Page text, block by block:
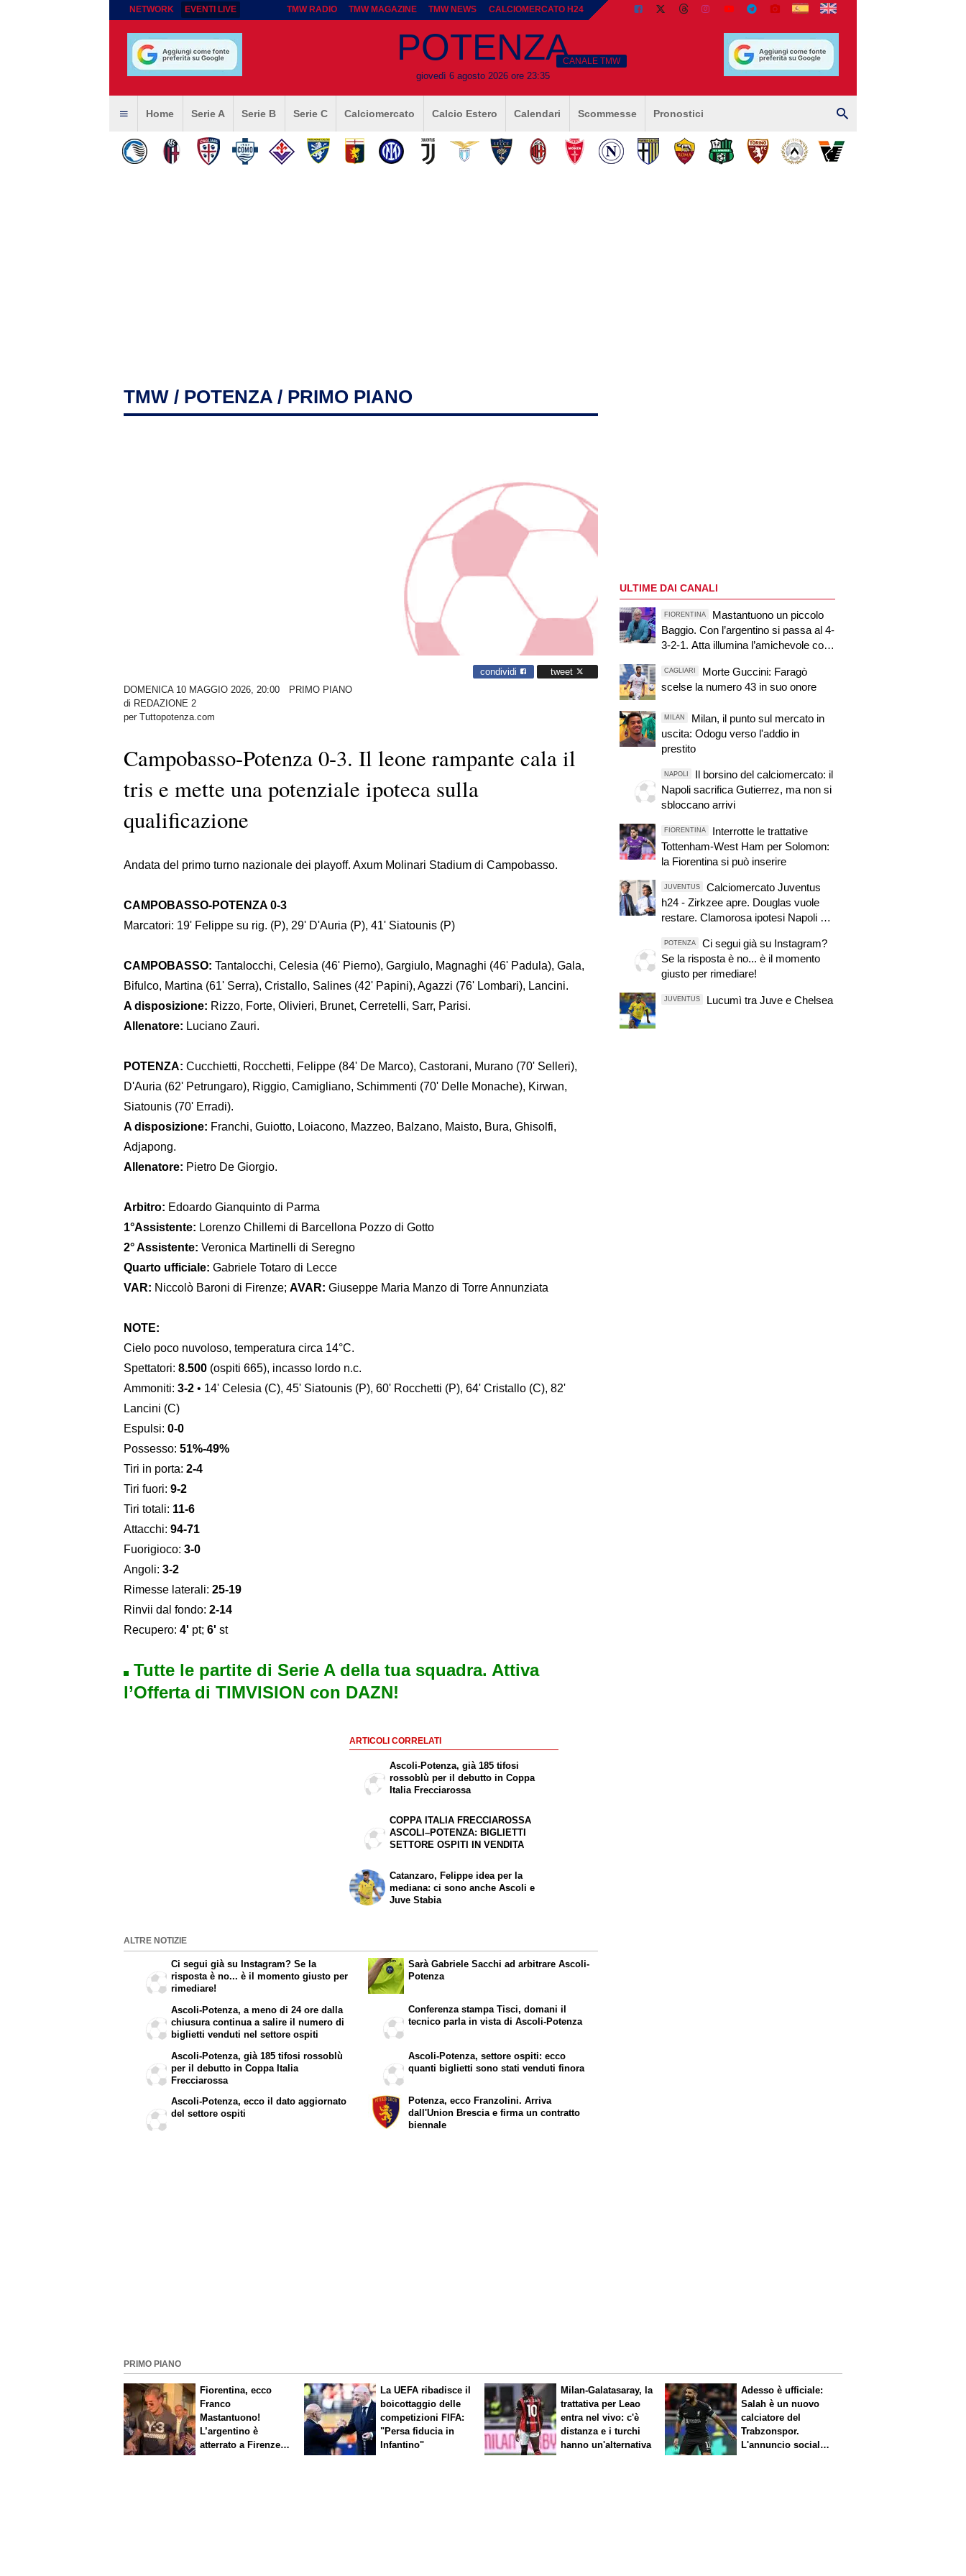
NETWORK EVENTI LIVE TMW RADIO TMW MAGAZINE TMW NEWS CALCIOMERCATO H24
POTENZA
giovedì 6 agosto 2026 ore 23:35
CANALE TMW
Home Serie A Serie B Serie C Calciomercato Calcio Estero Calendari Scommesse Pronostici
TMW / POTENZA / PRIMO PIANO
condividi
tweet
DOMENICA 10 MAGGIO 2026, 20:00
PRIMO PIANO
di REDAZIONE 2
per Tuttopotenza.com
Campobasso-Potenza 0-3. Il leone rampante cala il
tris e mette una potenziale ipoteca sulla
qualificazione
Andata del primo turno nazionale dei playoff. Axum Molinari Stadium di Campobasso.
CAMPOBASSO-POTENZA 0-3
Marcatori: 19' Felippe su rig. (P), 29' D'Auria (P), 41' Siatounis (P)
CAMPOBASSO: Tantalocchi, Celesia (46' Pierno), Gargiulo, Magnaghi (46' Padula), Gala,
Bifulco, Martina (61' Serra), Cristallo, Salines (42' Papini), Agazzi (76' Lombari), Lancini.
A disposizione: Rizzo, Forte, Olivieri, Brunet, Cerretelli, Sarr, Parisi.
Allenatore: Luciano Zauri.
POTENZA: Cucchietti, Rocchetti, Felippe (84' De Marco), Castorani, Murano (70' Selleri),
D'Auria (62' Petrungaro), Riggio, Camigliano, Schimmenti (70' Delle Monache), Kirwan,
Siatounis (70' Erradi).
A disposizione: Franchi, Guiotto, Loiacono, Mazzeo, Balzano, Maisto, Bura, Ghisolfi,
Adjapong.
Allenatore: Pietro De Giorgio.
Arbitro: Edoardo Gianquinto di Parma
1°Assistente: Lorenzo Chillemi di Barcellona Pozzo di Gotto
2° Assistente: Veronica Martinelli di Seregno
Quarto ufficiale: Gabriele Totaro di Lecce
VAR: Niccolò Baroni di Firenze; AVAR: Giuseppe Maria Manzo di Torre Annunziata
NOTE:
Cielo poco nuvoloso, temperatura circa 14°C.
Spettatori: 8.500 (ospiti 665), incasso lordo n.c.
Ammoniti: 3-2 • 14' Celesia (C), 45' Siatounis (P), 60' Rocchetti (P), 64' Cristallo (C), 82'
Lancini (C)
Espulsi: 0-0
Possesso: 51%-49%
Tiri in porta: 2-4
Tiri fuori: 9-2
Tiri totali: 11-6
Attacchi: 94-71
Fuorigioco: 3-0
Angoli: 3-2
Rimesse laterali: 25-19
Rinvii dal fondo: 2-14
Recupero: 4' pt; 6' st
Tutte le partite di Serie A della tua squadra. Attiva
l’Offerta di TIMVISION con DAZN!
ARTICOLI CORRELATI
Ascoli-Potenza, già 185 tifosi
rossoblù per il debutto in Coppa
Italia Frecciarossa
COPPA ITALIA FRECCIAROSSA
ASCOLI–POTENZA: BIGLIETTI
SETTORE OSPITI IN VENDITA
Catanzaro, Felippe idea per la
mediana: ci sono anche Ascoli e
Juve Stabia
ALTRE NOTIZIE
Ci segui già su Instagram? Se la
risposta è no... è il momento giusto per
rimediare!
Ascoli-Potenza, a meno di 24 ore dalla
chiusura continua a salire il numero di
biglietti venduti nel settore ospiti
Sarà Gabriele Sacchi ad arbitrare Ascoli-
Potenza
Conferenza stampa Tisci, domani il
tecnico parla in vista di Ascoli-Potenza
Ascoli-Potenza, già 185 tifosi rossoblù
per il debutto in Coppa Italia
Frecciarossa
Ascoli-Potenza, ecco il dato aggiornato
del settore ospiti
Ascoli-Potenza, settore ospiti: ecco
quanti biglietti sono stati venduti finora
Potenza, ecco Franzolini. Arriva
dall'Union Brescia e firma un contratto
biennale
ULTIME DAI CANALI
FIORENTINA
Mastantuono un piccolo
Baggio. Con l’argentino si passa al 4-
3-2-1. Atta illumina l’amichevole con
una Viola da Europa League.
Antognoni, un finale senza vincitori
CAGLIARI
Morte Guccini: Faragò
scelse la numero 43 in suo onore
MILAN
Milan, il punto sul mercato in
uscita: Odogu verso l'addio in
prestito
NAPOLI
Il borsino del calciomercato: il
Napoli sacrifica Gutierrez, ma non si
sbloccano arrivi
FIORENTINA
Interrotte le trattative
Tottenham-West Ham per Solomon:
la Fiorentina si può inserire
JUVENTUS
Calciomercato Juventus
h24 - Zirkzee apre. Douglas vuole
restare. Clamorosa ipotesi Napoli per
entrata. Suzuki, attese novità. Nuova
offerta a Kessiè? Cambiaso, futuro
incerto. Nico-Inter, pista fredda
POTENZA
Ci segui già su Instagram?
Se la risposta è no... è il momento
giusto per rimediare!
JUVENTUS Lucumì tra Juve e Chelsea
PRIMO PIANO
Fiorentina, ecco
Franco
Mastantuono!
L’argentino è
atterrato a Firenze,
La UEFA ribadisce il
boicottaggio delle
competizioni FIFA:
"Persa fiducia in
Infantino"
Milan-Galatasaray, la
trattativa per Leao
entra nel vivo: c'è
distanza e i turchi
hanno un'alternativa
Adesso è ufficiale:
Salah è un nuovo
calciatore del
Trabzonspor.
L'annuncio social